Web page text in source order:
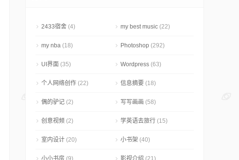
2433宿舍 (4) my best music (22)
my nba (18) Photoshop (292)
UI界面 (35) Wordpress (63)
个人网络创作 (22) 信息摘要 (18)
偶的驴记 (2) 写写画画 (58)
创意视频 (2) 学英语去旅行 (15)
室内设计 (20) 小书架 (40)
小小书房 (9) 影视介绍 (21)